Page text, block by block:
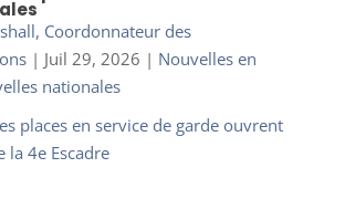
Coordonnateur des
| Juil 29, 2026 | Nouvelles en
nationales